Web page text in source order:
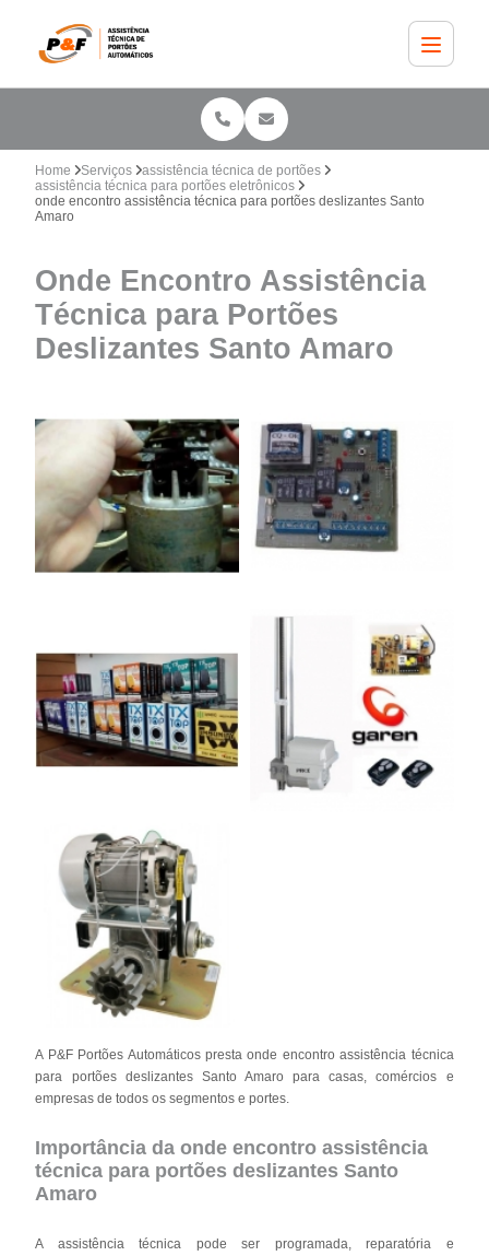
Home Serviços
assistência técnica de portões
assistência técnica para portões eletrônicos
onde encontro assistência técnica para portões deslizantes Santo
Amaro
Onde Encontro Assistência
Técnica para Portões
Deslizantes Santo Amaro
A P&F Portões Automáticos presta onde encontro assistência técnica
para portões deslizantes Santo Amaro para casas, comércios e
empresas de todos os segmentos e portes.
Importância da onde encontro assistência
técnica para portões deslizantes Santo
Amaro
A assistência técnica pode ser programada, reparatória e